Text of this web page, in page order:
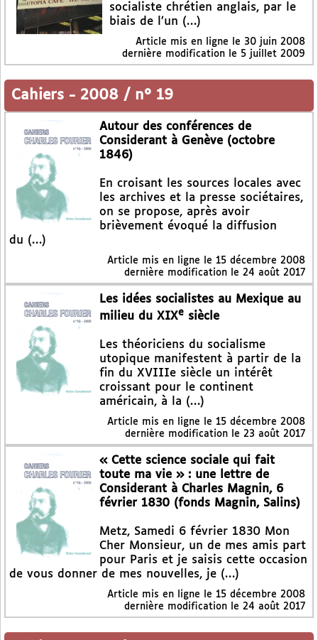
socialiste chrétien anglais, par le
biais de l’un (…)
Article mis en ligne le 30 juin 2008
dernière modification le 5 juillet 2009
Cahiers - 2008 / n° 19
Autour des conférences de
Considerant à Genève (octobre
1846)
En croisant les sources locales avec
les archives et la presse sociétaires,
on se propose, après avoir
brièvement évoqué la diffusion
du (…)
Article mis en ligne le 15 décembre 2008
dernière modification le 24 août 2017
Les idées socialistes au Mexique au
milieu du XIXe siècle
Les théoriciens du socialisme
utopique manifestent à partir de la
fin du XVIIIe siècle un intérêt
croissant pour le continent
américain, à la (…)
Article mis en ligne le 15 décembre 2008
dernière modification le 23 août 2017
« Cette science sociale qui fait
toute ma vie » : une lettre de
Considerant à Charles Magnin, 6
février 1830 (fonds Magnin, Salins)
Metz, Samedi 6 février 1830 Mon
Cher Monsieur, un de mes amis part
pour Paris et je saisis cette occasion
de vous donner de mes nouvelles, je (…)
Article mis en ligne le 15 décembre 2008
dernière modification le 24 août 2017